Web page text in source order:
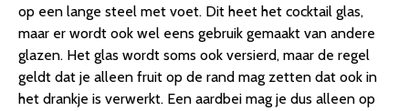
op een lange steel met voet. Dit heet het cocktail glas,
maar er wordt ook wel eens gebruik gemaakt van andere
glazen. Het glas wordt soms ook versierd, maar de regel
geldt dat je alleen fruit op de rand mag zetten dat ook in
het drankje is verwerkt. Een aardbei mag je dus alleen op